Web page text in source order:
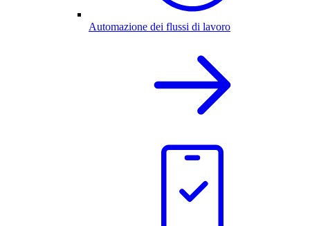
Automazione dei flussi di lavoro